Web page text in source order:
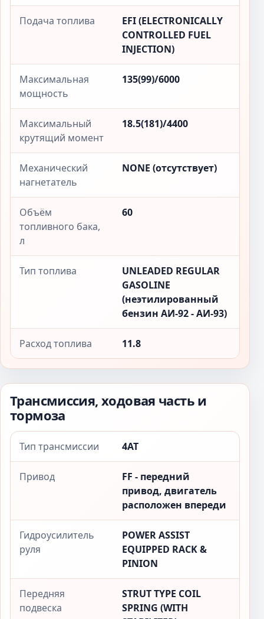
Подача топлива
EFI (ELECTRONICALLY
CONTROLLED FUEL
INJECTION)
Максимальная
мощность
135(99)/6000
Максимальный
крутящий момент
18.5(181)/4400
Механический
нагнетатель
NONE (отсутствует)
Объём
топливного бака,
л
60
Тип топлива
UNLEADED REGULAR
GASOLINE
(неэтилированный
бензин АИ-92 - АИ-93)
Расход топлива 11.8
Трансмиссия, ходовая часть и
тормоза
Тип трансмиссии 4AT
Привод
FF - передний
привод, двигатель
расположен впереди
Гидроусилитель
руля
POWER ASSIST
EQUIPPED RACK &
PINION
Передняя
подвеска
STRUT TYPE COIL
SPRING (WITH